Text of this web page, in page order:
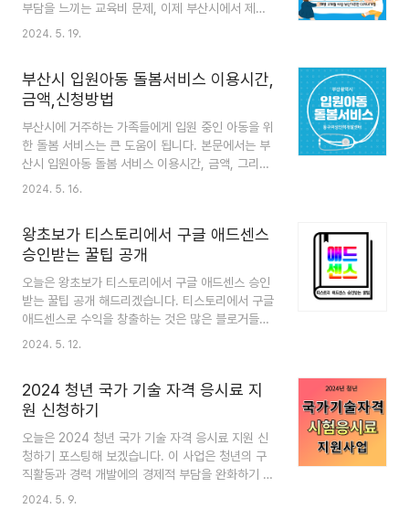
강조사는 지역 건강통계를 생산하여 지역별로 꼭 필
요한 근거 중심의 보건사업을 수행하기 위해 지역주
을 조사하는 건강조사입니다. 지역보건법 제4조(지
역사회 건강실태조..
부담을 느끼는 교육비 문제, 이제 부산시에서 제공
하는 다자녀 교육지원 포인트로 한숨 돌리실 수 있
을 어떻게 신청할 수 있는지, 부산 다자녀 교육지원
포인트 신청방법 알아보겠습니다. 목차1. 신청요건
요건 및 대상 소득기준이 없고, 아래 조건에 부합하
다면 부모 중 세대주가 신청 가능합니다. 3개월 이
상 부산에 거주하고, 자녀 1명 이상이 2006~2017
년생인 부산 다자녀 가정 ※ 2006~2017년생 : 초/
2024. 5. 19.
부산시 입원아동 돌봄서비스 이용시간,
금액,신청방법
부산시에 거주하는 가족들에게 입원 중인 아동을 위
한 돌봄 서비스는 큰 도움이 됩니다. 본문에서는 부
산시 입원아동 돌봄 서비스 이용시간, 금액, 그리고
신청방법 정보를 소개합니다. 이 정보가 가족들이
비스 소개2. 서비스 지원 내용 및 신청방법3. 서비
스 이용 금액4. 마무리 1. 부산시 입원아동 돌봄
서비스 소개 입원아동 가정의 돌봄 공백을 해소하
고 양육의 부담을 줄여주는 서비스입니다. 부산광역
시 내 주소를 둔 만 3개월~만 12세 이하의 아동이
부산 시 내에 있는 병원에 입원했을 때 전문교육을
이수한 입원아동보호사가 입원아동을 돌볼 수 있도
2024. 5. 16.
왕초보가 티스토리에서 구글 애드센스
승인받는 꿀팁 공개
오늘은 왕초보가 티스토리에서 구글 애드센스 승인
받는 꿀팁 공개 해드리겠습니다. 티스토리에서 구글
애드센스로 수익을 창출하는 것은 많은 블로거들의
꿈입니다. 하지만 성공으로 가는 길은 단순히 애드
글에서는 애드센스 승인 성공을 위해 필요한 전략과
팁을 경험에 비추어 세 가지 주요 부분으로 나누어
소개합니다. 목차1. 블로그 주제 선정과 Chat-
GPT?2. 품질 높은 콘텐츠 제작3. 사이트 최적화4.
마무리 1. 블로그 주제 선정과 Chat-GPT? 저는
먼저 구글 애드센스 승인과 블로그를 만드는 것에
관련된 책만 여러 권 읽고 블로그를 시작했는데요.
2024. 5. 12.
2024 청년 국가 기술 자격 응시료 지
원 신청하기
오늘은 2024 청년 국가 기술 자격 응시료 지원 신
청하기 포스팅해 보겠습니다. 이 사업은 청년의 구
직활동과 경력 개발에의 경제적 부담을 완화하기 위
하여 한국산업인력공단에서 이루어지는 지원사업입
2024. 5. 9.